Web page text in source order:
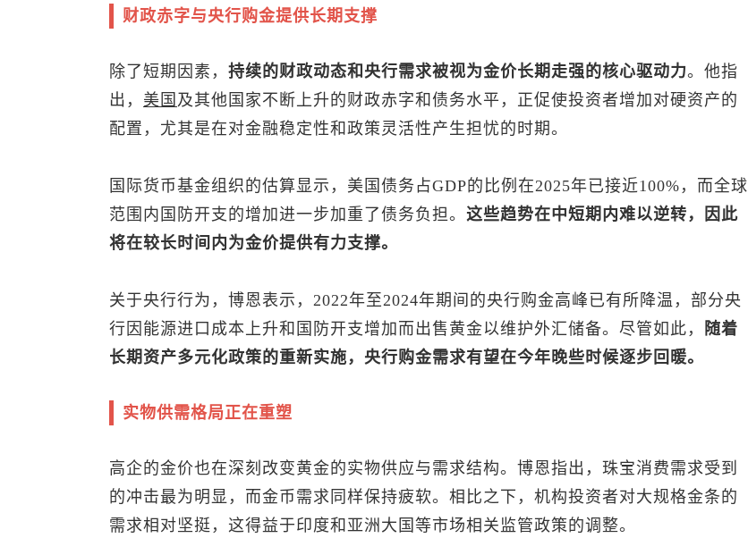
财政赤字与央行购金提供长期支撑
除了短期因素， 持续的财政动态和央行需求被视为金价长期走强的核心驱动力。他指
出， 美国 及其他国家不断上升的财政赤字和债务水平，正促使投资者增加对硬资产的
配置，尤其是在对金融稳定性和政策灵活性产生担忧的时期。
国际货币基金组织的估算显示，美国债务占GDP的比例在2025年已接近100%，而全球
范围内国防开支的增加进一步加重了债务负担。 这些趋势在中短期内难以逆转，因此
将在较长时间内为金价提供有力支撑。
关于央行行为，博恩表示，2022年至2024年期间的央行购金高峰已有所降温，部分央
行因能源进口成本上升和国防开支增加而出售黄金以维护外汇储备。尽管如此，
随着
长期资产多元化政策的重新实施，央行购金需求有望在今年晚些时候逐步回暖。
实物供需格局正在重塑
高企的金价也在深刻改变黄金的实物供应与需求结构。博恩指出，珠宝消费需求受到
的冲击最为明显，而金币需求同样保持疲软。相比之下，机构投资者对大规格金条的
需求相对坚挺，这得益于印度和亚洲大国等市场相关监管政策的调整。